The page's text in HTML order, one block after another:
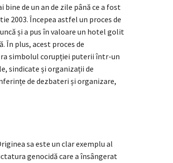
de un an de zile până ce a fost
2003. Începea astfel un proces de
și a pus în valoare un hotel golit
În plus, acest proces de
simbolul corupției puterii într-un
sindicate și organizații de
de dezbateri și organizare,
sa este un clar exemplu al
genocidă care a însângerat